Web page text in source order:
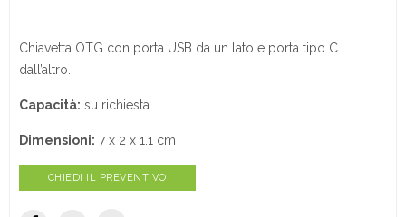
Chiavetta OTG con porta USB da un lato e porta tipo C
dall’altro.
Capacità: su richiesta
Dimensioni: 7 x 2 x 1.1 cm
CHIEDI IL PREVENTIVO